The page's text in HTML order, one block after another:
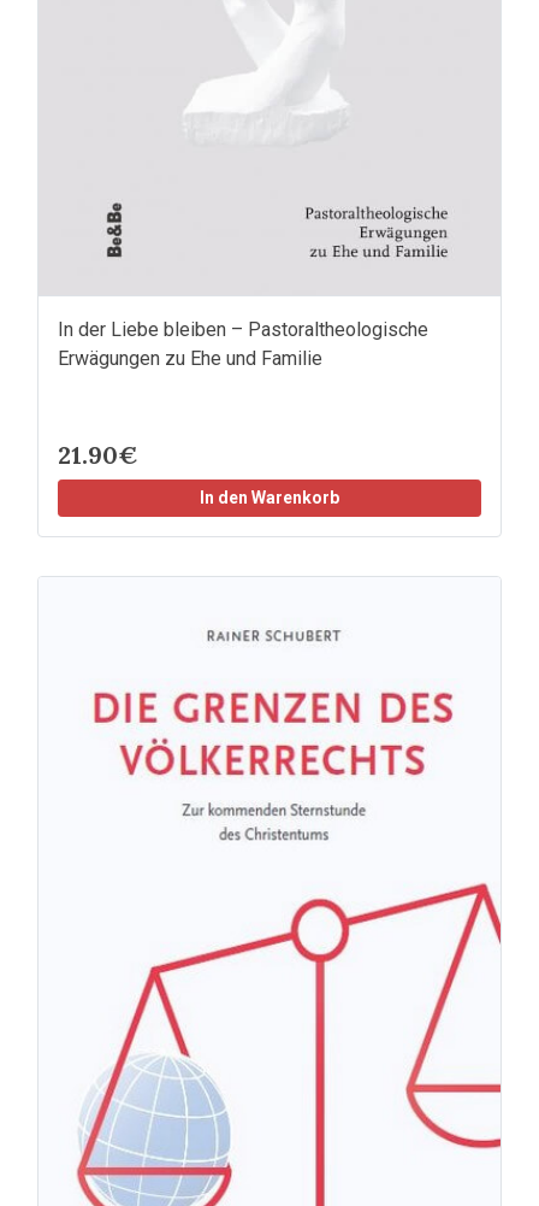
In der Liebe bleiben – Pastoraltheologische
Erwägungen zu Ehe und Familie
21.90€
In den Warenkorb